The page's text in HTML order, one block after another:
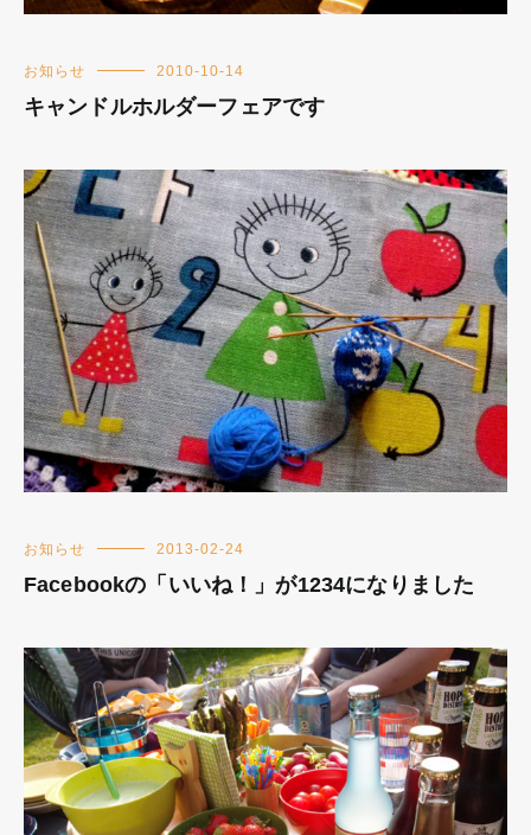
お知らせ 2010-10-14
キャンドルホルダーフェアです
お知らせ 2013-02-24
Facebookの「いいね！」が1234になりました